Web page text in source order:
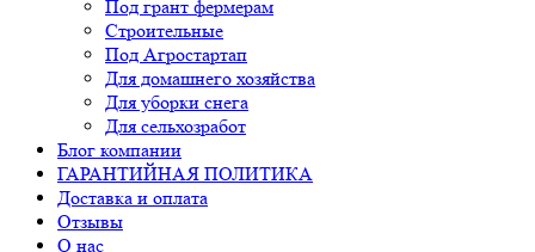
Под грант фермерам
Строительные
Под Агростартап
Для домашнего хозяйства
Для уборки снега
Для сельхозработ
Блог компании
ГАРАНТИЙНАЯ ПОЛИТИКА
Доставка и оплата
Отзывы
О нас